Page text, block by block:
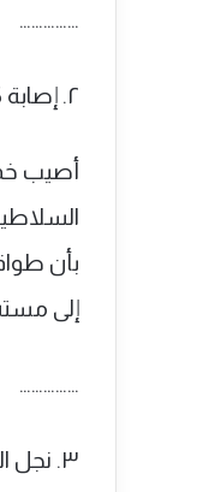
……………
٢. إصابة 5 مواطنين معظمهم أطفال في قصف إسرائيلي استهدف بيت لاهيا
أصيب
بأن
إلى
……………
٣. نجل الطبيب أبو صفية: والدي يواجه التجويع والتعذيب داخل سجون الاحتلال